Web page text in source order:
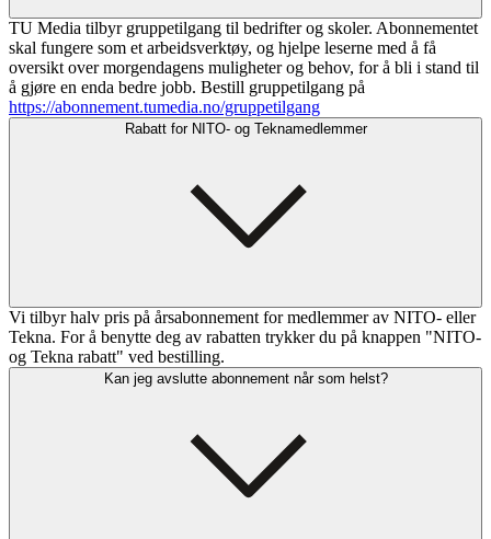
TU Media tilbyr gruppetilgang til bedrifter og skoler. Abonnementet
skal fungere som et arbeidsverktøy, og hjelpe leserne med å få
oversikt over morgendagens muligheter og behov, for å bli i stand til
å gjøre en enda bedre jobb. Bestill gruppetilgang på
https://abonnement.tumedia.no/gruppetilgang
Rabatt for NITO- og Teknamedlemmer
Vi tilbyr halv pris på årsabonnement for medlemmer av NITO- eller
Tekna. For å benytte deg av rabatten trykker du på knappen "NITO-
og Tekna rabatt" ved bestilling.
Kan jeg avslutte abonnement når som helst?